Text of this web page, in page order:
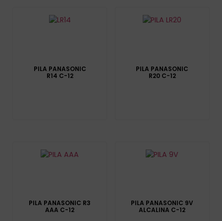
PILA PANASONIC
R14 C-12
PILA PANASONIC
R20 C-12
PILA PANASONIC R3
AAA C-12
PILA PANASONIC 9V
ALCALINA C-12